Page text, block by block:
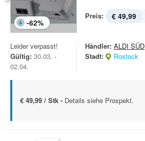
-62%
Preis: € 49,99
Leider verpasst!
Gültig: 30.03. -
02.04.
Händler: ALDI SÜD
Stadt:
Rostock
€ 49,99 / Stk - Details siehe Prospekt.